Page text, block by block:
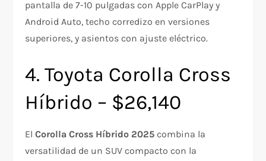
pantalla de 7-10 pulgadas con Apple CarPlay y
Android Auto, techo corredizo en versiones
superiores, y asientos con ajuste eléctrico.​
4. Toyota Corolla Cross
Híbrido – $26,140
ElCorolla Cross Híbrido 2025 combina la
versatilidad de un SUV compacto con la